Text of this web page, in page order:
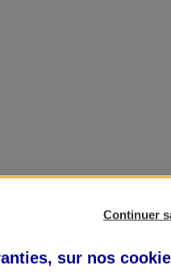
Continuer
sur nos